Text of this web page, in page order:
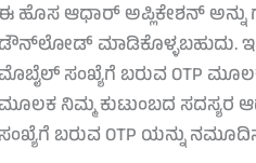
ಹೊಸ ಆಧಾರ್ ಅಪ್ಲಿಕೇಶನ್
ಡೌನ್‌ಲೋಡ್ ಮಾಡಿಕೊಳ್ಳಬಹುದು.
ಮೊಬೈಲ್ ಸಂಖ್ಯೆಗೆ ಬರುವ OTP
ಮೂಲಕ ನಿಮ್ಮ ಕುಟುಂಬದ ಸದಸ್ಯರ
ಸಂಖ್ಯೆಗೆ ಬರುವ OTP ಯನ್ನು